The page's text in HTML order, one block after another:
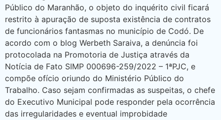
Público do Maranhão, o objeto do inquérito civil ficará
restrito à apuração de suposta existência de contratos
de funcionários fantasmas no município de Codó. De
acordo com o blog Werbeth Saraiva, a denúncia foi
protocolada na Promotoria de Justiça através da
Notícia de Fato SIMP 000696-259/2022 – 1ªPJC, e
compõe ofício oriundo do Ministério Público do
Trabalho. Caso sejam confirmadas as suspeitas, o chefe
do Executivo Municipal pode responder pela ocorrência
das irregularidades e eventual improbidade